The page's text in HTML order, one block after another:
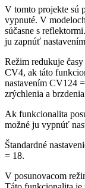
V tomto projekte sú
vypnuté. V
súčasne s
ju zapnúť
Režim redukuje
CV4, ak táto
nastavením CV124
zrýchlenia a
Ak funkcionalita
možné ju vypnúť
Štandardné
= 18.
V posunovacom